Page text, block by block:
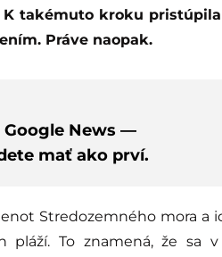
takémuto kroku
Práve naopak.
Google News —
mať ako prví.
Stredozemného mora a
pláží. To znamená, že sa